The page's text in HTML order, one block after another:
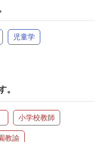
児童学
。
小学校教師
教諭